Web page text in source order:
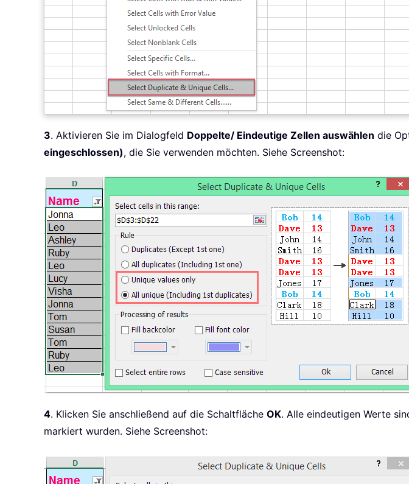
3. Aktivieren Sie im Dialogfeld Doppelte/ Eindeutige Zellen auswählen die
eingeschlossen), die Sie verwenden möchten. Siehe Screenshot:
4. Klicken Sie anschließend auf die Schaltfläche OK. Alle eindeutigen Werte
markiert wurden. Siehe Screenshot: